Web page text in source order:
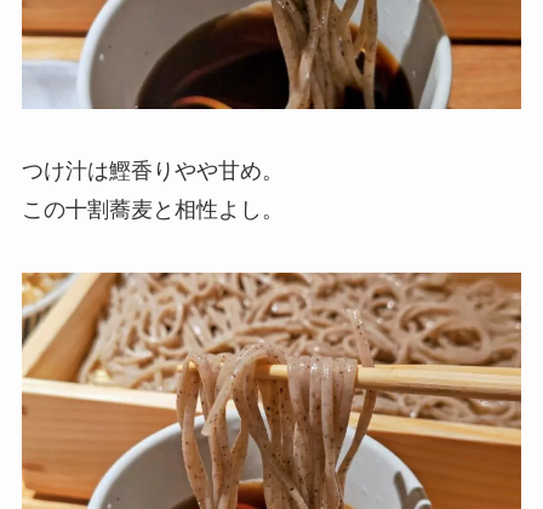
つけ汁は鰹香りやや甘め。
この十割蕎麦と相性よし。